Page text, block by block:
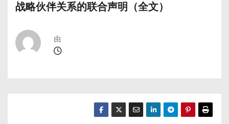
战略伙伴关系的联合声明（全文）
由